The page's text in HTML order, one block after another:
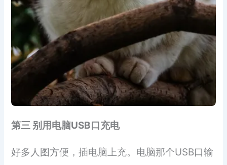
第三 别用电脑USB口充电
好多人图方便，插电脑上充。电脑那个USB口输